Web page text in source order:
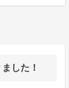
した！